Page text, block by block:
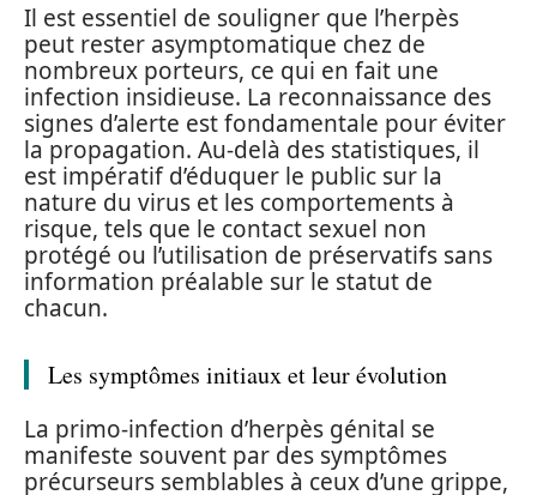
Il est essentiel de souligner que l’herpès
peut rester asymptomatique chez de
nombreux porteurs, ce qui en fait une
infection insidieuse. La reconnaissance des
signes d’alerte est fondamentale pour éviter
la propagation. Au-delà des statistiques, il
est impératif d’éduquer le public sur la
nature du virus et les comportements à
risque, tels que le contact sexuel non
protégé ou l’utilisation de préservatifs sans
information préalable sur le statut de
chacun.
Les symptômes initiaux et leur évolution
La primo-infection d’herpès génital se
manifeste souvent par des symptômes
précurseurs semblables à ceux d’une grippe,